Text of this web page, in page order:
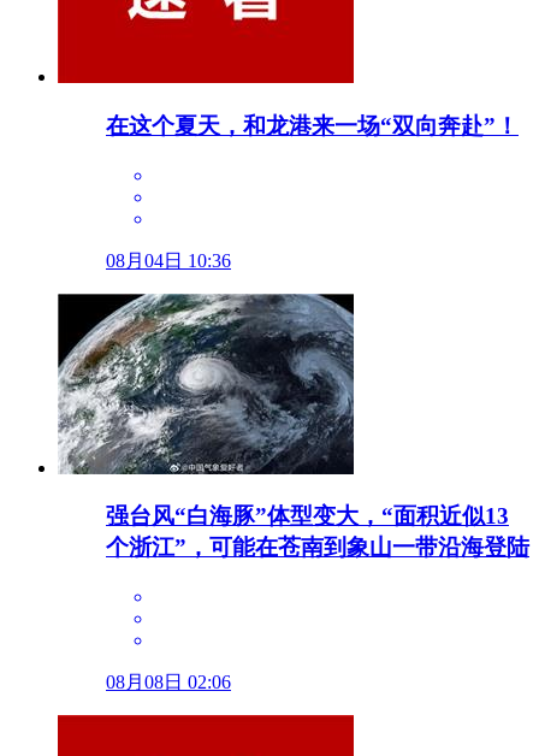
在这个夏天，和龙港来一场“双向奔赴”！
08月04日 10:36
强台风“白海豚”体型变大，“面积近似13
个浙江”，可能在苍南到象山一带沿海登陆
08月08日 02:06